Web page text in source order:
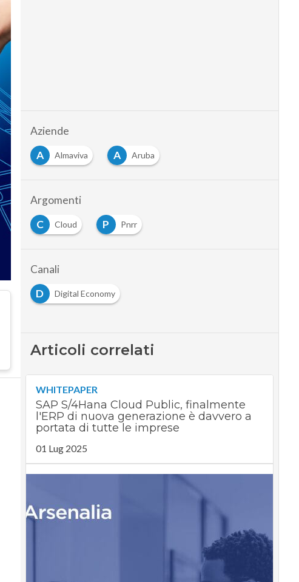
Aziende
A
Almaviva A Aruba
Argomenti
C
Cloud P Pnrr
Canali
D
Digital Economy
Articoli correlati
WHITEPAPER
SAP S/4Hana Cloud Public, finalmente
l'ERP di nuova generazione è davvero a
portata di tutte le imprese
01 Lug 2025